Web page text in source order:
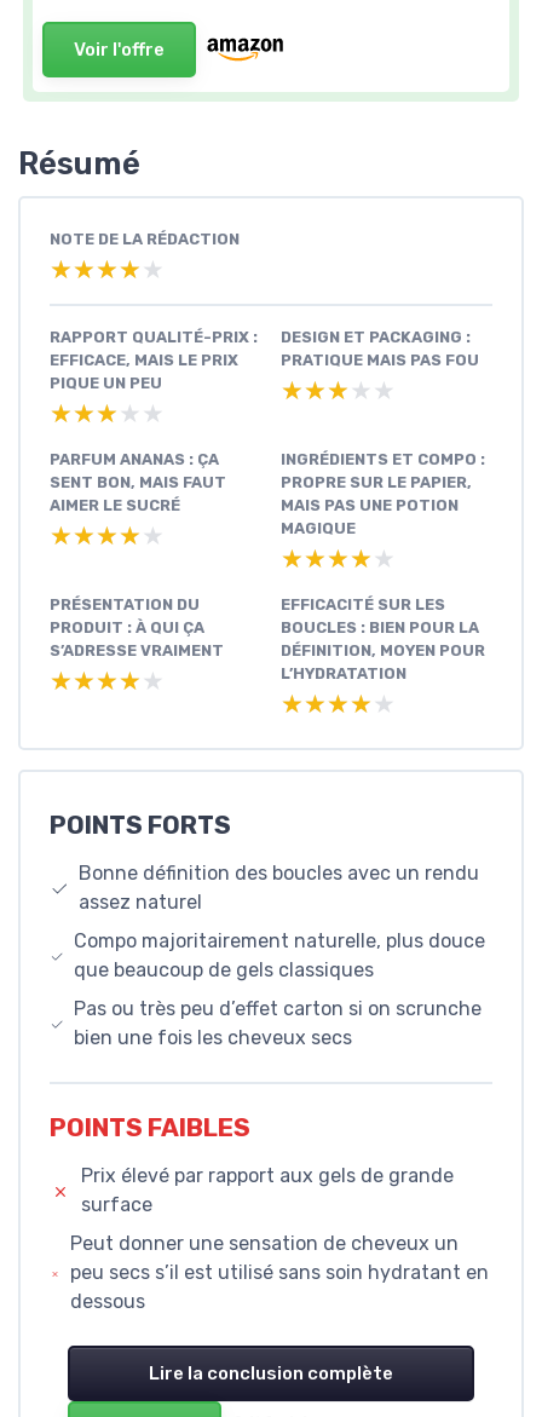
Voir l'offre
Résumé
NOTE DE LA RÉDACTION
★★★★★
★★★★★
RAPPORT QUALITÉ-PRIX :
EFFICACE, MAIS LE PRIX
PIQUE UN PEU
★★★★★
★★★★★
DESIGN ET PACKAGING :
PRATIQUE MAIS PAS FOU
★★★★★
★★★★★
PARFUM ANANAS : ÇA
SENT BON, MAIS FAUT
AIMER LE SUCRÉ
★★★★★
★★★★★
INGRÉDIENTS ET COMPO :
PROPRE SUR LE PAPIER,
MAIS PAS UNE POTION
MAGIQUE
★★★★★
★★★★★
PRÉSENTATION DU
PRODUIT : À QUI ÇA
S’ADRESSE VRAIMENT
★★★★★
★★★★★
EFFICACITÉ SUR LES
BOUCLES : BIEN POUR LA
DÉFINITION, MOYEN POUR
L’HYDRATATION
★★★★★
★★★★★
POINTS FORTS
Bonne définition des boucles avec un rendu
assez naturel
Compo majoritairement naturelle, plus douce
que beaucoup de gels classiques
Pas ou très peu d’effet carton si on scrunche
bien une fois les cheveux secs
POINTS FAIBLES
Prix élevé par rapport aux gels de grande
surface
Peut donner une sensation de cheveux un
peu secs s’il est utilisé sans soin hydratant en
dessous
Lire la conclusion complète